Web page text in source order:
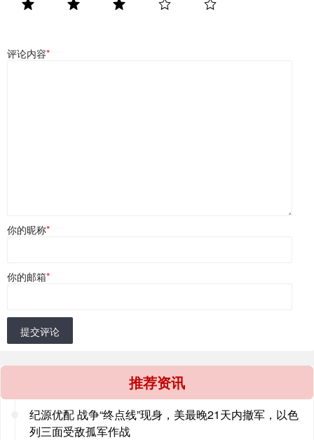
评论内容*
你的昵称*
你的邮箱*
提交评论
推荐资讯
纪源优配 战争“终点线”现身，美最晚21天内撤军，以色
列三面受敌孤军作战